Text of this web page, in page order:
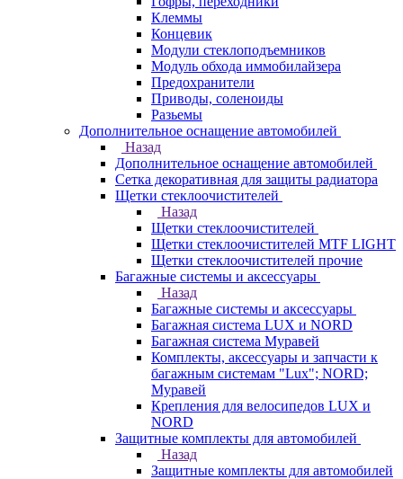
Клеммы
Концевик
Модули стеклоподъемников
Модуль обхода иммобилайзера
Предохранители
Приводы, соленоиды
Разьемы
Дополнительное оснащение автомобилей
Назад
Дополнительное оснащение автомобилей
Сетка декоративная для защиты радиатора
Щетки стеклоочистителей
Назад
Щетки стеклоочистителей
Щетки стеклоочистителей MTF LIGHT
Щетки стеклоочистителей прочие
Багажные системы и аксессуары
Назад
Багажные системы и аксессуары
Багажная система LUX и NORD
Багажная система Муравей
Комплекты, аксессуары и запчасти к
багажным системам "Lux"; NORD;
Муравей
Крепления для велосипедов LUX и
NORD
Защитные комплекты для автомобилей
Назад
Защитные комплекты для автомобилей